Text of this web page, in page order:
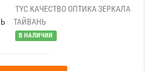
TYC КАЧЕСТВО ОПТИКА ЗЕРКАЛА
ТАЙВАНЬ
В НАЛИЧИИ